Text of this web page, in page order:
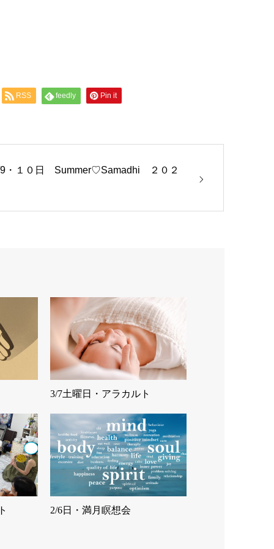
RSS feedly Pin it
・１０日 Summer♡Samadhi ２０２
3/7土曜日・アラカルト
2/6日・満月瞑想会